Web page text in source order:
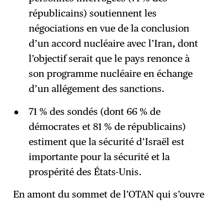
républicains) soutiennent les
négociations en vue de la conclusion
d’un accord nucléaire avec l’Iran, dont
l’objectif serait que le pays renonce à
son programme nucléaire en échange
d’un allégement des sanctions.
71 % des sondés (dont 66 % de
démocrates et 81 % de républicains)
estiment que la sécurité d’Israël est
importante pour la sécurité et la
prospérité des États-Unis.
En amont du sommet de l’OTAN qui s’ouvre